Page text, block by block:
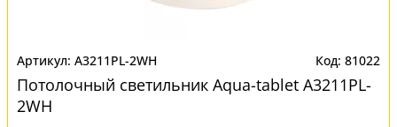
A3211PL-2WH 81022
Потолочный светильник Aqua-tablet A3211PL-
2WH